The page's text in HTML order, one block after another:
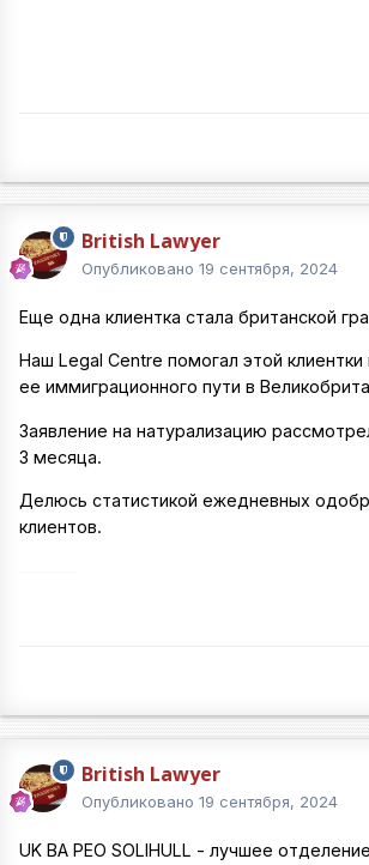
British Lawyer
Опубликовано 19 сентября, 2024
Еще одна клиентка стала британской
Наш Legal Centre помогал этой клиентки
ее иммиграционного пути в
Заявление на натурализацию
3 месяца.
Делюсь статистикой ежедневных
клиентов.
British Lawyer
Опубликовано 19 сентября, 2024
UK BA PEO SOLIHULL - лучшее